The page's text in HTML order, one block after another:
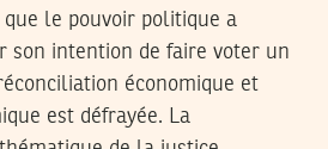
que le pouvoir politique a
son intention de faire voter un
économique et
est défrayée. La